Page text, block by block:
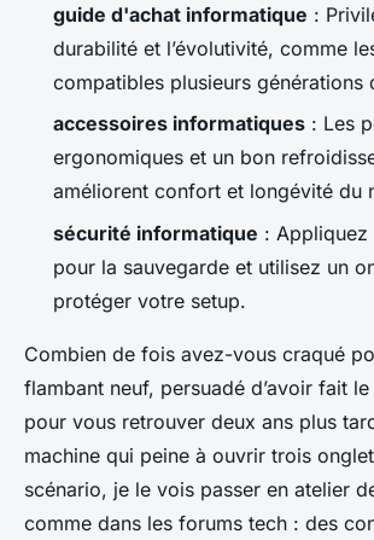
guide d'achat informatique :
durabilité et l’évolutivité, comme
compatibles plusieurs générations
accessoires informatiques : Les
ergonomiques et un bon
améliorent confort et longévité du
sécurité informatique : Appliquez
pour la sauvegarde et utilisez un
protéger votre setup.
Combien de fois avez-vous craqué
flambant neuf, persuadé d’avoir fait
pour vous retrouver deux ans plus
machine qui peine à ouvrir trois
scénario, je le vois passer en atelier
comme dans les forums tech : des